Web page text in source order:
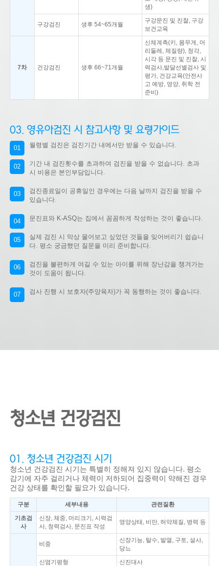
생)
구강검진 생후 54~65개월
구강문진 및 진찰, 구강
보건교육
7차 건강검진 생후 66~71개월
신체계측(키, 몸무게, 머
리둘레, 체질량), 청각,
시각 등 문진 및 진찰, 시
력검사,발달선별검사 및
평가, 건강교육(안전사
고 예방, 영양, 취학 전
준비)
03. 영유아검진 시 참고사항 및 요령가이드
01 월령별 검진은 검진기간 내에서만 받을 수 있습니다.
02
기간 내 검진횟수를 초과하여 검진을 받을 수 없습니다. 초과
시 비용은 본인부담입니다.
03
검진종료일이 공휴일인 경우에는 다음 날까지 검진을 받을 수
있습니다.
04 문진표와 K-ASQ는 집에서 꼼꼼하게 작성하는 것이 좋습니다.
05
실제 검진 시 막상 물어보고 싶었던 것들을 잊어버리기 쉽습니
다. 평소 궁금했던 질문을 미리 준비합니다.
06
검진을 불편하게 여길 수 있는 아이를 위해 장난감을 챙겨가는
것이 도움이 됩니다.
07 검사 진행 시 보호자(주양육자)가 꼭 동행하는 것이 좋습니다.
청소년 건강검진
01. 청소년 건강검진 시기
청소년 건강검진 시기는 특별히 정해져 있지 않습니다. 평소
감기에 자주 걸리거나 체력이 저하되어 집중력이 약해진 경우
건강 상태를 확인할 필요가 있습니다.
구분 세부내용
관련질환
기초검
사
신장, 체중, 머리크기, 시력검
사, 청력검사, 문진표 작성
영양상태, 비만, 허약체질, 병력 등
비중
신장기능, 탈수, 발열, 구토, 설사,
당뇨
신염기평형
신진대사